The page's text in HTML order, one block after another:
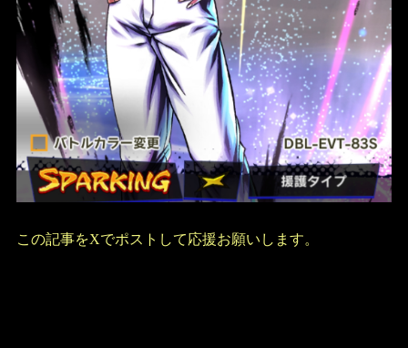
この記事をXでポストして応援お願いします。